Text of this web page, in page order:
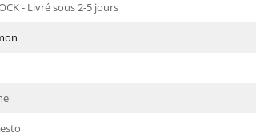
- Livré sous 2-5 jours